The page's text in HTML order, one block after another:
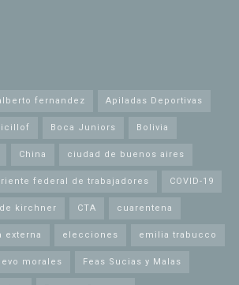
fernandez Apiladas Deportivas
Boca Juniors Bolivia
China ciudad de buenos aires
federal de trabajadores COVID-19
kirchner CTA cuarentena
externa elecciones emilia trabucco
evo morales Feas Sucias y Malas